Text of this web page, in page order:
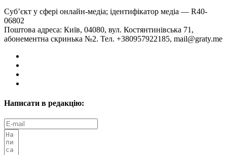
Суб’єкт у сфері онлайн-медіа; ідентифікатор медіа — R40-
06802
Поштова адреса: Київ, 04080, вул. Костянтинівська 71,
абонементна скринька №2. Тел. +380957922185, mail@graty.me
Написати в редакцію: